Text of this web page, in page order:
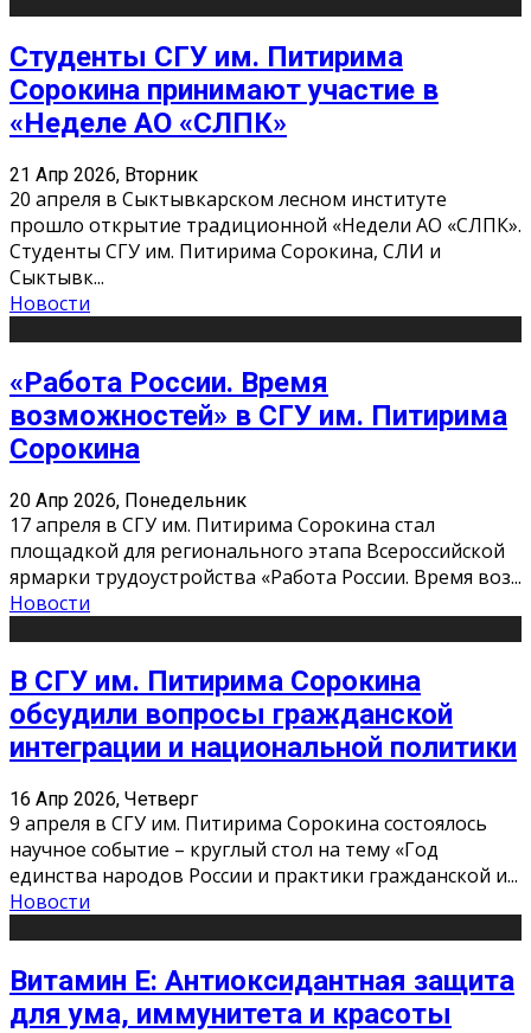
Студенты СГУ им. Питирима
Сорокина принимают участие в
«Неделе АО «СЛПК»
21 Апр 2026, Вторник
20 апреля в Сыктывкарском лесном институте
прошло открытие традиционной «Недели АО «СЛПК».
Студенты СГУ им. Питирима Сорокина, СЛИ и
Сыктывк...
Новости
«Работа России. Время
возможностей» в СГУ им. Питирима
Сорокина
20 Апр 2026, Понедельник
17 апреля в СГУ им. Питирима Сорокина стал
площадкой для регионального этапа Всероссийской
ярмарки трудоустройства «Работа России. Время воз...
Новости
В СГУ им. Питирима Сорокина
обсудили вопросы гражданской
интеграции и национальной политики
16 Апр 2026, Четверг
9 апреля в СГУ им. Питирима Сорокина состоялось
научное событие – круглый стол на тему «Год
единства народов России и практики гражданской и...
Новости
Витамин Е: Антиоксидантная защита
для ума, иммунитета и красоты